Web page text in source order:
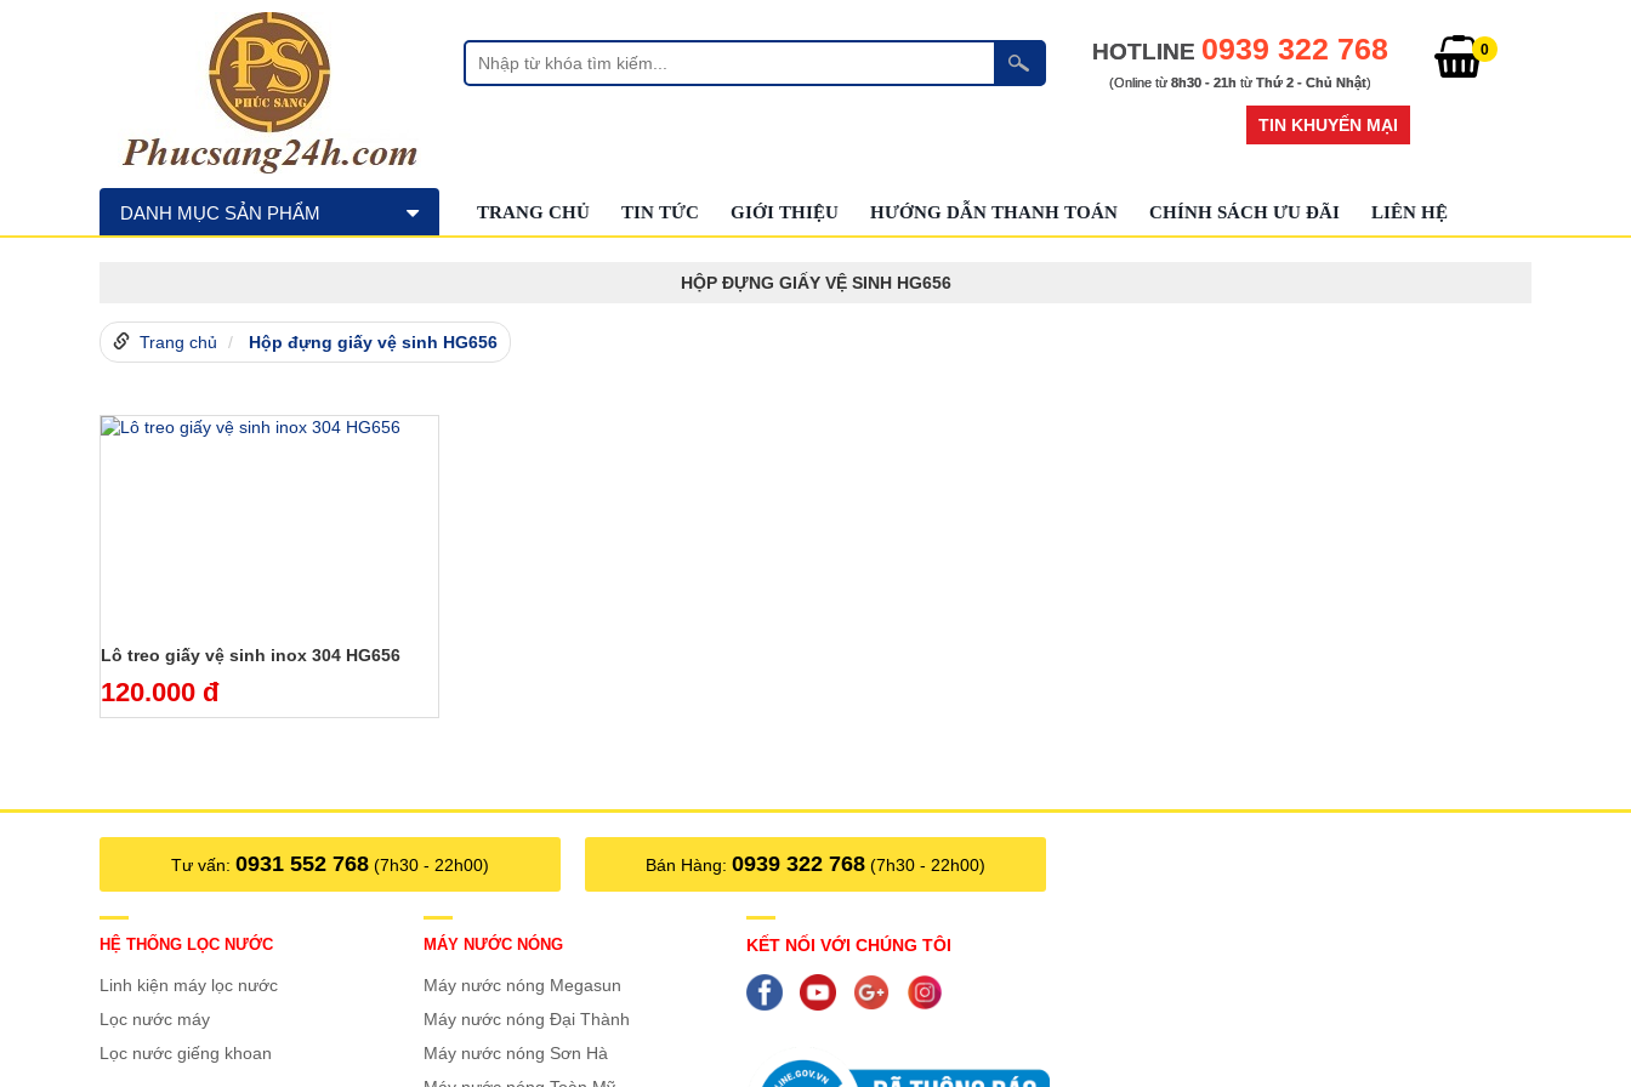
HOTLINE 0939 322 768
(Online từ 8h30 - 21h từ Thứ 2 - Chủ Nhật)
TIN KHUYẾN MẠI
0
DANH MỤC SẢN PHẨM TRANG CHỦ TIN TỨC GIỚI THIỆU HƯỚNG DẪN THANH TOÁN CHÍNH SÁCH ƯU ĐÃI LIÊN HỆ
HỘP ĐỰNG GIẤY VỆ SINH HG656
Trang chủ Hộp đựng giấy vệ sinh HG656
Lô treo giấy vệ sinh inox 304 HG656
120.000 đ
Tư vấn: 0931 552 768 (7h30 - 22h00) Bán Hàng: 0939 322 768 (7h30 - 22h00)
HỆ THỐNG LỌC NƯỚC
Linh kiện máy lọc nước
Lọc nước máy
Lọc nước giếng khoan
MÁY NƯỚC NÓNG
Máy nước nóng Megasun
Máy nước nóng Đại Thành
Máy nước nóng Sơn Hà
KẾT NỐI VỚI CHÚNG TÔI